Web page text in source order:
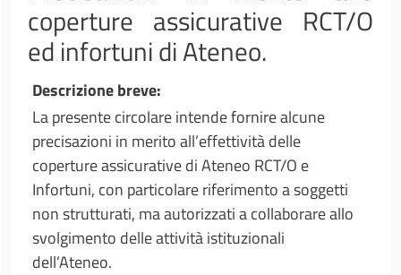
coperture assicurative RCT/O
ed infortuni di Ateneo.
Descrizione breve
La presente circolare intende fornire alcune
precisazioni in merito all’effettività delle
coperture assicurative di Ateneo RCT/O e
Infortuni, con particolare riferimento a soggetti
non strutturati, ma autorizzati a collaborare allo
svolgimento delle attività istituzionali
dell’Ateneo.